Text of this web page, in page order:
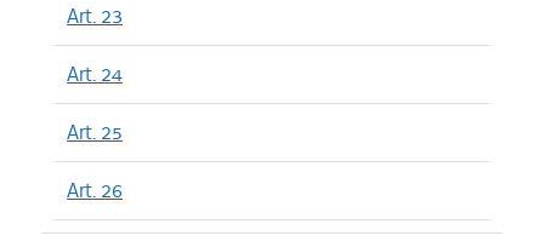
Art. 23
Art. 24
Art. 25
Art. 26